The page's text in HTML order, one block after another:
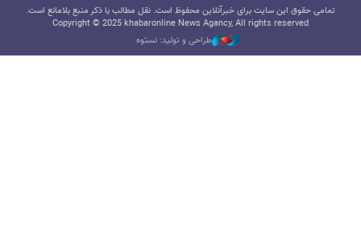
تمامی حقوق این سایت برای خبرآنلاین محفوظ است. نقل مطالب با ذکر منبع بلامانع است.
Copyright © 2025 khabaronline News Agancy, All rights reserved
طراحی و تولید: نستوه